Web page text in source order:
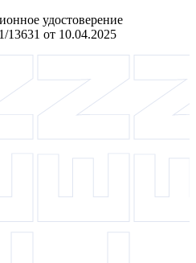
удостоверение
13631 от 10.04.2025